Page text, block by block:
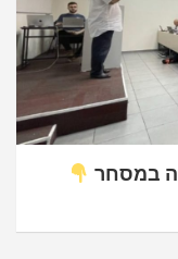
במסחר